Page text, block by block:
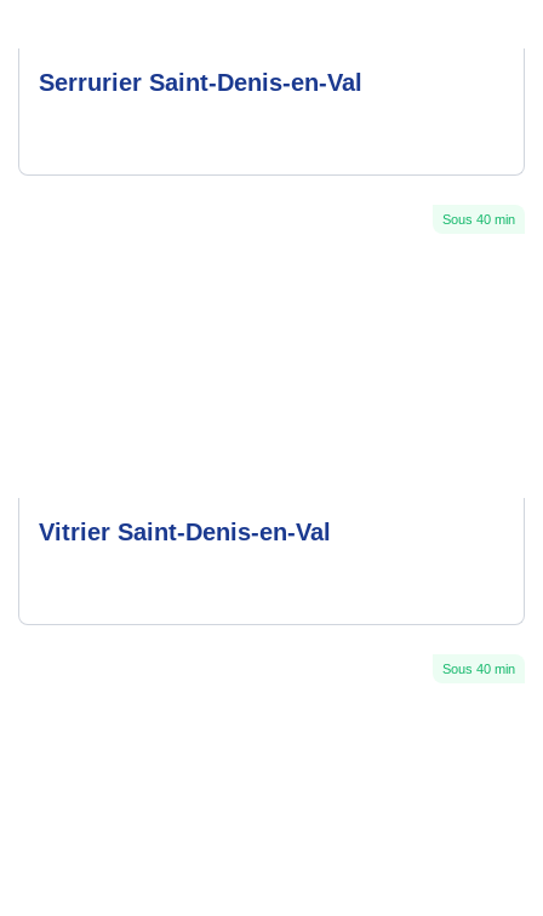
Serrurier Saint-Denis-en-Val
Sous 40 min
Vitrier Saint-Denis-en-Val
Sous 40 min